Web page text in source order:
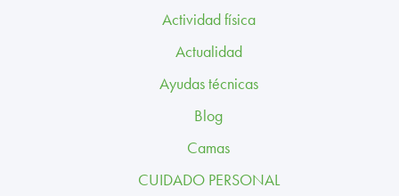
PROFESIONALES
BLOG
Actividad física
Actualidad
Ayudas técnicas
Blog
Camas
CUIDADO PERSONAL